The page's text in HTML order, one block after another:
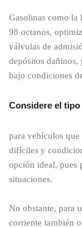
Gasolinas como la
98 octanos,
válvulas de
depósitos
bajo condiciones
Considere el
para vehículos que
difíciles y
opción ideal, pues
situaciones.
No obstante, para
corriente también